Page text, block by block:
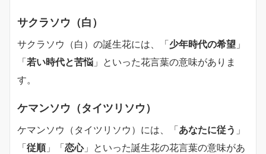
サクラソウ（白）
サクラソウ（白）の誕生花には、「 少年時代の希望 」
「 若い時代と苦悩 」といった花言葉の意味がありま
す。
ケマンソウ（タイツリソウ）
ケマンソウ（タイツリソウ）には、「 あなたに従う 」
「 従順」「 恋心」といった誕生花の花言葉の意味があ